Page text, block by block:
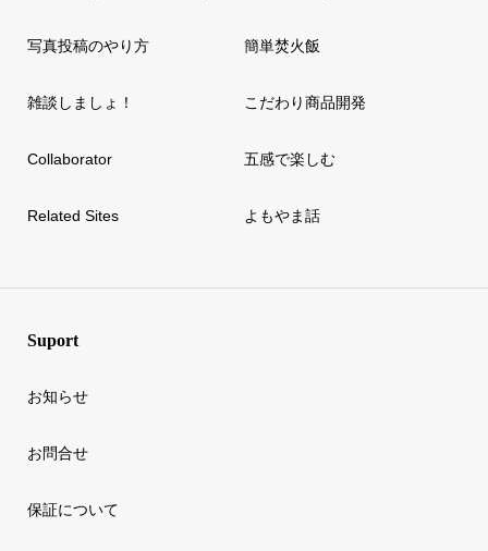
写真投稿のやり方
雑談しましょ！
Collaborator
Related Sites
簡単焚火飯
こだわり商品開発
五感で楽しむ
よもやま話
Suport
お知らせ
お問合せ
保証について